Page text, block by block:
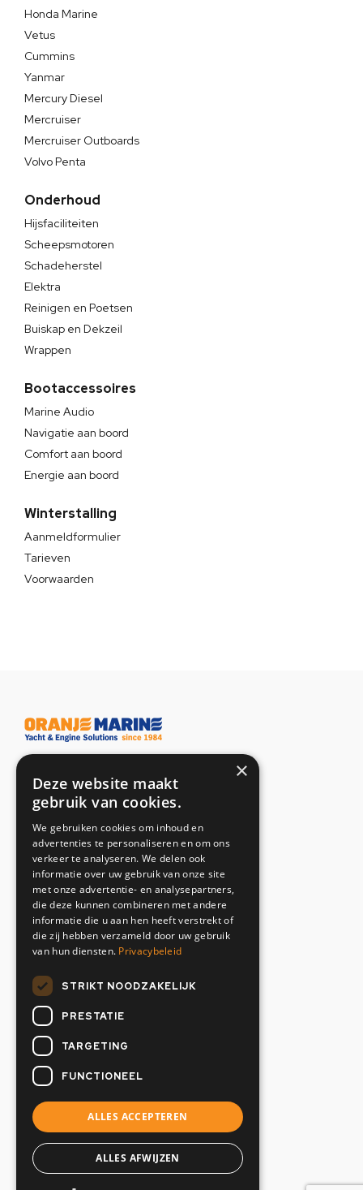
Honda Marine
Vetus
Cummins
Yanmar
Mercury Diesel
Mercruiser
Mercruiser Outboards
Volvo Penta
Onderhoud
Hijsfaciliteiten
Scheepsmotoren
Schadeherstel
Elektra
Reinigen en Poetsen
Buiskap en Dekzeil
Wrappen
Bootaccessoires
Marine Audio
Navigatie aan boord
Comfort aan boord
Energie aan boord
Winterstalling
Aanmeldformulier
Tarieven
Voorwaarden
Adresgegevens
Toetsenbordweg 37
1033 MZ Amsterdam
Nederland
Contactgegevens
+31(0)20 634 12 02
info@oranjemarine.nl
Openingstijden
Maandag t/m vrijdag
07:00 - 17.00 uur
Zaterdag & Zondag
×
Deze website maakt
gebruik van cookies.
We gebruiken cookies om inhoud en
advertenties te personaliseren en om ons
verkeer te analyseren. We delen ook
informatie over uw gebruik van onze site
met onze advertentie- en analysepartners,
die deze kunnen combineren met andere
informatie die u aan hen heeft verstrekt of
die zij hebben verzameld door uw gebruik
van hun diensten. Privacybeleid
STRIKT NOODZAKELIJK
PRESTATIE
TARGETING
FUNCTIONEEL
ALLES ACCEPTEREN
ALLES AFWIJZEN